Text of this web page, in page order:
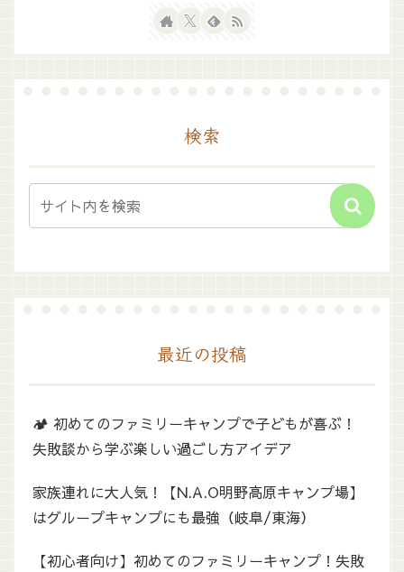
検索
最近の投稿
🏕️ 初めてのファミリーキャンプで子どもが喜ぶ！
失敗談から学ぶ楽しい過ごし方アイデア
家族連れに大人気！【N.A.O明野高原キャンプ場】
はグループキャンプにも最強（岐阜/東海）
【初心者向け】初めてのファミリーキャンプ！失敗